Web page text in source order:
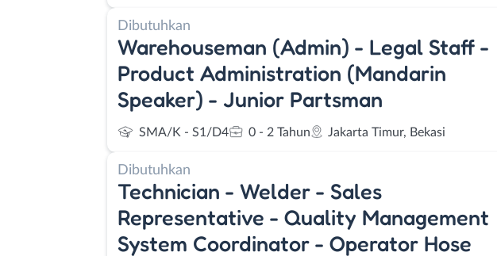
Dibutuhkan
Warehouseman (Admin) - Legal Staff -
Product Administration (Mandarin
Speaker) - Junior Partsman
SMA/K - S1/D4 0 - 2 Tahun Jakarta Timur, Bekasi
Dibutuhkan
Technician - Welder - Sales
Representative - Quality Management
System Coordinator - Operator Hose